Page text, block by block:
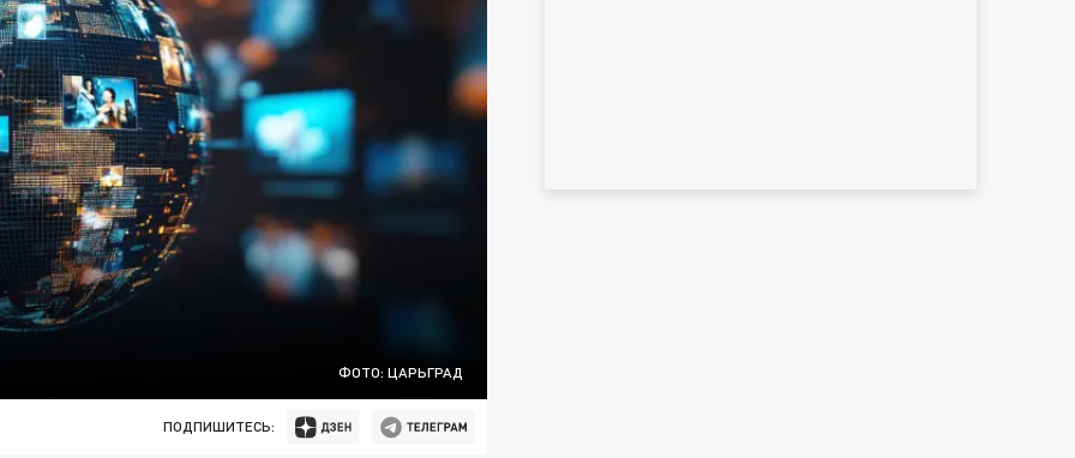
ФОТО: ЦАРЬГРАД
ПОДПИШИТЕСЬ: